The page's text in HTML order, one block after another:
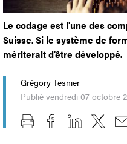
Le codage est l'une des
Suisse. Si le système de
mériterait d’être développé.
Grégory Tesnier
Publié vendredi 07 octobre